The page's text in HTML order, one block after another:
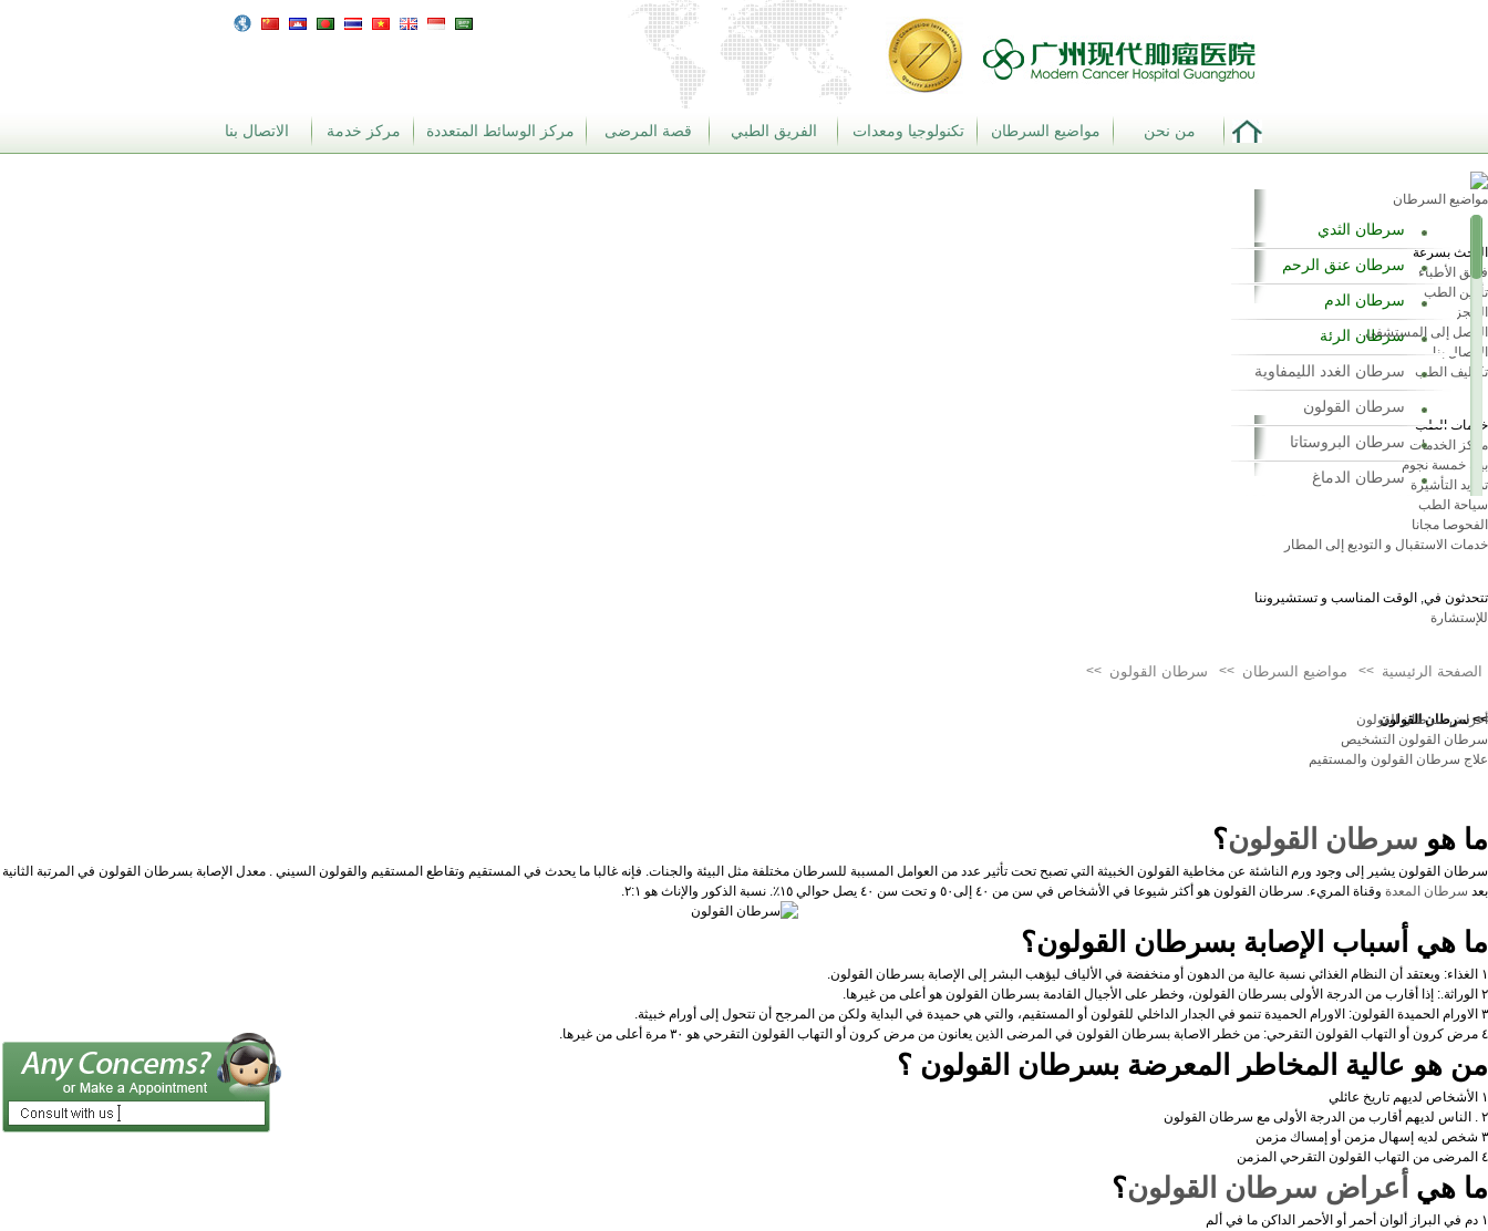
الاتصال بنا مركز خدمة مركز الوسائط المتعددة قصة المرضى الفريق الطبي تكنولوجيا ومعدات مواضيع السرطان من نحن
مواضيع السرطان
سرطان الثدي
سرطان عنق الرحم
سرطان الدم
سرطان الرئة
سرطان الغدد الليمفاوية
سرطان القولون
سرطان البروستاتا
سرطان الدماغ
سرطان البنكرياس
سرطان المعدة
سرطان بطانة الرحم
سرطان المثانة
سرطان المريء
سرطان الحنجرة
سرطان الأمعاء
سرطان اللسان
سرطان العين
سرطان الأنسجة الرخوة
سرطان الغدة الكظرية
سرطان المايلوما المتعددة
سرطان الخصية
سرطان الشرج
سرطان الكلى
البحث بسرعة
فريق الأطباء
تأمين الطب
الحجز
الوصل إلى المستشفى
الاتصال بنا
تكاليف الطب
خدمات الطب
مركز الخدمات
بيئة خمسة نجوم
تمديد التأشيرة
سياحة الطب
الفحوصا مجانا
خدمات الاستقبال و التوديع إلى المطار
تتحدثون في, الوقت المناسب و تستشيروننا
للإستشارة
الصفحة الرئيسية >> مواضيع السرطان >> سرطان القولون >>
أعراض سرطان القولون
سرطان القولون التشخيص
علاج سرطان القولون والمستقيم
>> سرطان القولون
ما هو سرطان القولون؟
سرطان القولون يشير إلى وجود ورم الناشئة عن مخاطية القولون الخبيثة التي تصبح تحت تأثير عدد من العوامل المسببة للسرطان مختلفة مثل البيئة والجنات. فإنه غالبا ما يحدث في المستقيم وتقاطع المستقيم والقولون السيني . معدل الإصابة بسرطان القولون في المرتبة الثانية
بعد سرطان المعدة وقناة المريء. سرطان القولون هو أكثر شيوعا في الأشخاص في سن من ٤٠ إلى٥٠ و تحت سن ٤٠ يصل حوالي ۱٥٪. نسبة الذكور والإناث هو ٢:۱.
ما هي أسباب الإصابة بسرطان القولون؟
۱ الغذاء: ويعتقد أن النظام الغذائي نسبة عالية من الدهون أو منخفضة في الألياف ليؤهب البشر إلى الإصابة بسرطان القولون.
٢ الوراثة.: إذا أقارب من الدرجة الأولى بسرطان القولون، وخطر على الأجيال القادمة بسرطان القولون هو أعلى من غيرها.
۳ الاورام الحميدة القولون: الاورام الحميدة تنمو في الجدار الداخلي للقولون أو المستقيم، والتي هي حميدة في البداية ولكن من المرجح أن تتحول إلى أورام خبيثة.
٤ مرض كرون أو التهاب القولون التقرحي: من خطر الاصابة بسرطان القولون في المرضى الذين يعانون من مرض كرون أو التهاب القولون التقرحي هو ۳٠ مرة أعلى من غيرها.
من هو عالية المخاطر المعرضة بسرطان القولون ؟
۱ الأشخاص لديهم تاريخ عائلي
٢ . الناس لديهم أقارب من الدرجة الأولى مع سرطان القولون
۳ شخص لديه إسهال مزمن أو إمساك مزمن
٤ المرضى من التهاب القولون التقرحي المزمن
ما هي أعراض سرطان القولون؟
۱ دم في البراز ألوان أحمر أو الأحمر الداكن ما في ألم